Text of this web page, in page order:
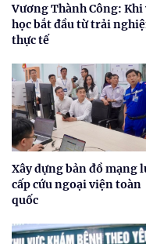
Vương Thành Công: Khi
học bắt đầu từ trải
thực tế
Xây dựng bản đồ mạng
cấp cứu ngoại viện toàn
quốc